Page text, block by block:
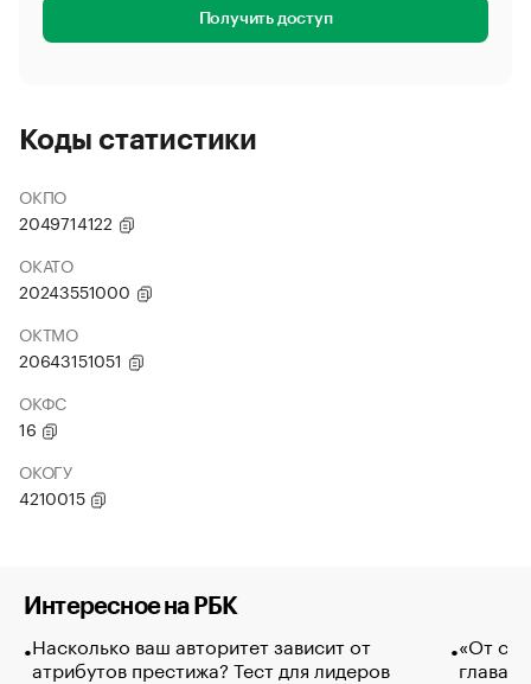
Получить доступ
Коды статистики
ОКПО
2049714122
ОКАТО
20243551000
ОКТМО
20643151051
ОКФС
16
ОКОГУ
4210015
Интересное на РБК
Насколько ваш авторитет зависит от
атрибутов престижа? Тест для лидеров
«От
глава